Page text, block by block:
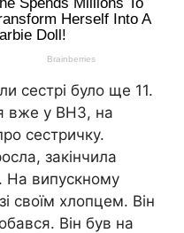
сестрі було ще 11.
вже у ВНЗ, на
сестричку.
закінчила
На випускному
своїм хлопцем. Він
Він був на